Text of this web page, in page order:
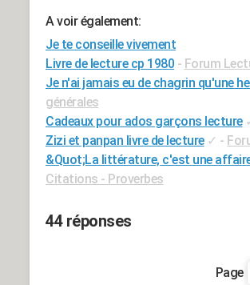
A voir également:
Je te conseille vivement
Livre de lecture cp 1980 - Forum
Je n'ai jamais eu de chagrin qu'une
générales
Cadeaux pour ados garçons lecture
Zizi et panpan livre de lecture ✓ -
&Quot;La littérature, c'est une
Citations - Proverbes
44 réponses